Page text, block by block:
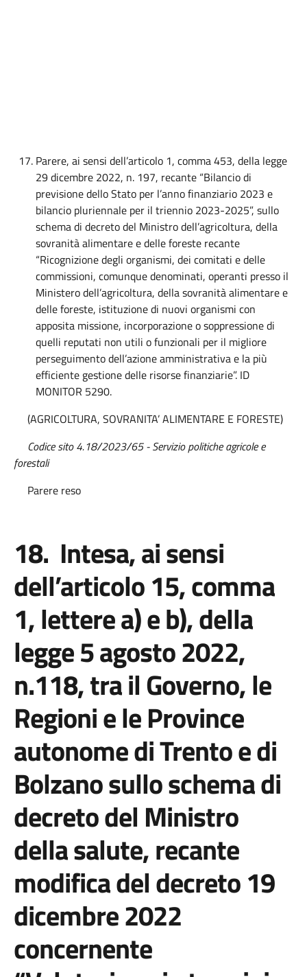
Parere, ai sensi dell’articolo 1, comma 453, della legge
29 dicembre 2022, n. 197, recante “Bilancio di
previsione dello Stato per l’anno finanziario 2023 e
bilancio pluriennale per il triennio 2023-2025”, sullo
schema di decreto del Ministro dell’agricoltura, della
sovranità alimentare e delle foreste recante
“Ricognizione degli organismi, dei comitati e delle
commissioni, comunque denominati, operanti presso il
Ministero dell’agricoltura, della sovranità alimentare e
delle foreste, istituzione di nuovi organismi con
apposita missione, incorporazione o soppressione di
quelli reputati non utili o funzionali per il migliore
perseguimento dell’azione amministrativa e la più
efficiente gestione delle risorse finanziarie”. ID
MONITOR 5290.
(AGRICOLTURA, SOVRANITA’ ALIMENTARE E FORESTE)
Codice sito 4.18/2023/65 - Servizio politiche agricole e
forestali
Parere reso
18. Intesa, ai sensi
dell’articolo 15, comma
1, lettere a) e b), della
legge 5 agosto 2022,
n.118, tra il Governo, le
Regioni e le Province
autonome di Trento e di
Bolzano sullo schema di
decreto del Ministro
della salute, recante
modifica del decreto 19
dicembre 2022
concernente